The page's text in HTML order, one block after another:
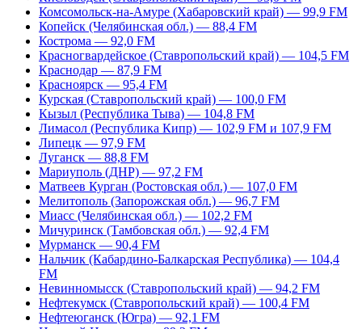
Комсомольск-на-Амуре (Хабаровский край) — 99,9 FM
Копейск (Челябинская обл.) — 88,4 FM
Кострома — 92,0 FM
Красногвардейское (Ставропольский край) — 104,5 FM
Краснодар — 87,9 FM
Красноярск — 95,4 FM
Курская (Ставропольский край) — 100,0 FM
Кызыл (Республика Тыва) — 104,8 FM
Лимасол (Республика Кипр) — 102,9 FM и 107,9 FM
Липецк — 97,9 FM
Луганск — 88,8 FM
Мариуполь (ДНР) — 97,2 FM
Матвеев Курган (Ростовская обл.) — 107,0 FM
Мелитополь (Запорожская обл.) — 96,7 FM
Миасс (Челябинская обл.) — 102,2 FM
Мичуринск (Тамбовская обл.) — 92,4 FM
Мурманск — 90,4 FM
Нальчик (Кабардино-Балкарская Республика) — 104,4
FM
Невинномысск (Ставропольский край) — 94,2 FM
Нефтекумск (Ставропольский край) — 100,4 FM
Нефтеюганск (Югра) — 92,1 FM